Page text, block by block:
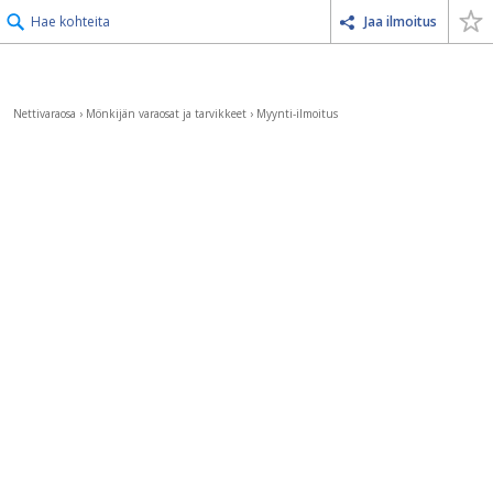
Hae kohteita Jaa ilmoitus
Nettivaraosa › Mönkijän varaosat ja tarvikkeet › Myynti-ilmoitus